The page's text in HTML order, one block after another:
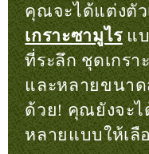
คุณจะได้แต่งตัว
เกราะซามูไรแบ
ที่ระลึก ชุดเกร
และหลายขนา
ด้วย! คุณยังจะ
หลายแบบให้เลื